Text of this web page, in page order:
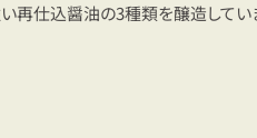
再仕込醤油の3種類を醸造してい